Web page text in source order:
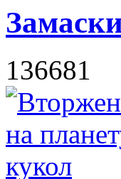
136681